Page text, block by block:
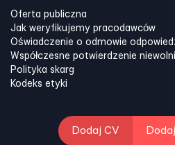
Oferta publiczna
Jak weryfikujemy pracodawców
Oświadczenie o odmowie
Współczesne potwierdzenie
Polityka skarg
Kodeks etyki
Dodaj CV